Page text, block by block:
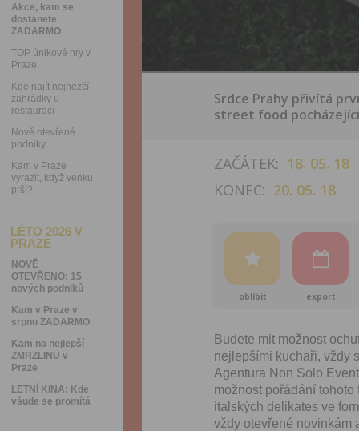
Akce, kam se
dostanete
ZADARMO
TOP únikové hry v
Praze
Kde najít nejhezčí
zahrádky u
restaurací
Nově otevřené
podniky
Kam v Praze
vyrazit, když venku
prší?
LÉTO 2026 V
PRAZE
NOVĚ
OTEVŘENO: 15
nových podniků
Kam v Praze v
srpnu ZADARMO
Kam na nejlepší
ZMRZLINU v
Praze
LETNÍ KINA: Kde
všude se promítá
Srdce Prahy přivítá
street food
ZAČÁTEK: 18. 05. 18
KONEC: 20. 05. 18
oblíbit export
Budete mit možnost
nejlepšími kuchaři, vždy
Agentura Non Solo
možnost pořádání
italských delikates ve
vždy otevřené novinkám